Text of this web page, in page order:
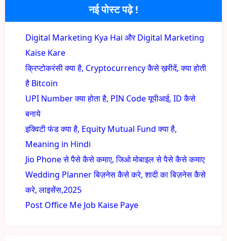
नई पोस्ट पढ़े !
Digital Marketing Kya Hai और Digital Marketing
Kaise Kare
क्रिप्टोकरंसी क्या है, Cryptocurrency कैसे ख़रीदें, क्या होती
है Bitcoin
UPI Number क्या होता है, PIN Code यूपीआई, ID कैसे
बनाये
इक्विटी फंड क्या है, Equity Mutual Fund क्या है,
Meaning in Hindi
Jio Phone से पैसे कैसे कमाए, जिओ मोबाइल से पैसे कैसे कमाए
Wedding Planner बिज़नेस कैसे करे, शादी का बिज़नेस कैसे
करे, लाइसेंस,2025
Post Office Me Job Kaise Paye